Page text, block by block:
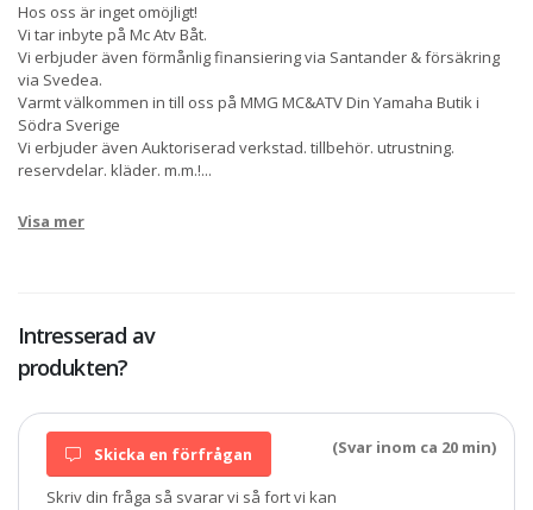
Hos oss är inget omöjligt!
Vi tar inbyte på Mc Atv Båt.
Vi erbjuder även förmånlig finansiering via Santander & försäkring
via Svedea.
Varmt välkommen in till oss på MMG MC&ATV Din Yamaha Butik i
Södra Sverige
Vi erbjuder även Auktoriserad verkstad. tillbehör. utrustning.
reservdelar. kläder. m.m.!...
Visa mer
Intresserad av
produkten?
Skicka en förfrågan (Svar inom ca 20 min)
Skriv din fråga så svarar vi så fort vi kan